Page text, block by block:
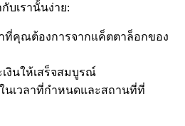
บเรานั้นง่าย:
คุณต้องการจากแค็ตตาล็อกของ
งินให้เสร็จสมบูรณ์
นเวลาที่กำหนดและสถานที่ที่